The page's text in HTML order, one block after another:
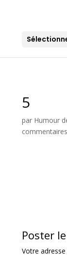
5
par Humour
commentaires
Poster
Votre